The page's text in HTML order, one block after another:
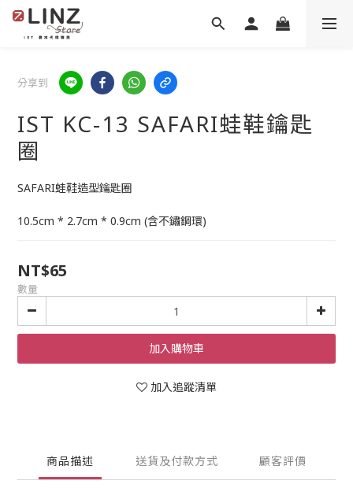
分享到
IST KC-13 SAFARI蛙鞋鑰匙
圈
SAFARI蛙鞋造型鑰匙圈
10.5cm * 2.7cm * 0.9cm (含不鏽鋼環)
NT$65
數量
加入購物車
加入追蹤清單
商品描述 送貨及付款方式 顧客評價